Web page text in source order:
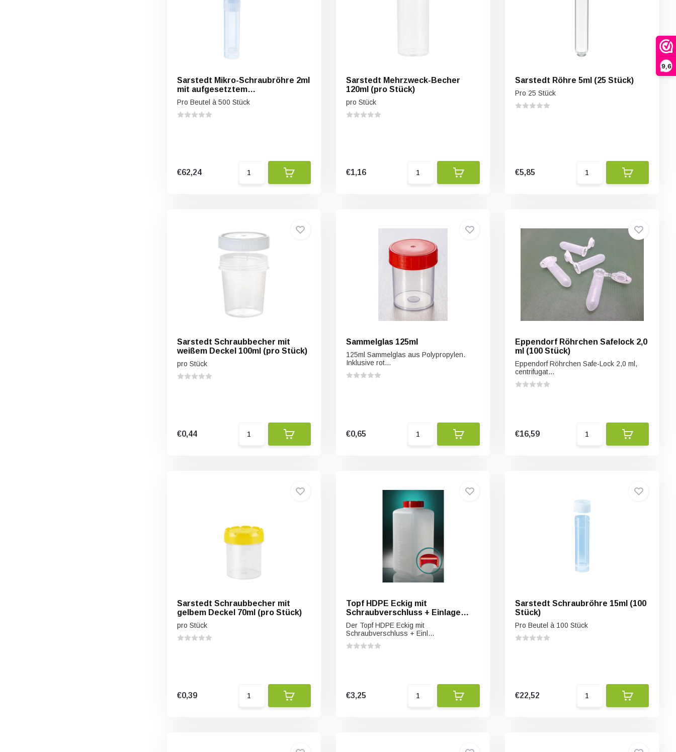
9,6
Sarstedt Mikro-Schraubröhre 2ml
mit aufgesetztem
Schraubverschluss (500 Stück)
Pro Beutel à 500 Stück
€62,24
Sarstedt Mehrzweck-Becher
120ml (pro Stück)
pro Stück
€1,16
Sarstedt Röhre 5ml (25 Stück)
Pro 25 Stück
€5,85
Sarstedt Schraubbecher mit
weißem Deckel 100ml (pro Stück)
pro Stück
€0,44
Sammelglas 125ml
125ml Sammelglas aus Polypropylen.
Inklusive rot...
€0,65
Eppendorf Röhrchen Safelock 2,0
ml (100 Stück)
Eppendorf Röhrchen Safe-Lock 2,0 ml,
centrifugat...
€16,59
Sarstedt Schraubbecher mit
gelbem Deckel 70ml (pro Stück)
pro Stück
€0,39
Topf HDPE Eckig mit
Schraubverschluss + Einlage
2000ml
Der Topf HDPE Eckig mit
Schraubverschluss + Einl...
€3,25
Sarstedt Schraubröhre 15ml (100
Stück)
Pro Beutel à 100 Stück
€22,52